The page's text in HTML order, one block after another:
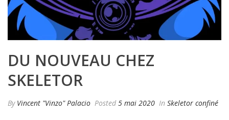
DU NOUVEAU CHEZ
SKELETOR
By Vincent "Vinzo" Palacio Posted 5 mai 2020 In Skeletor confiné